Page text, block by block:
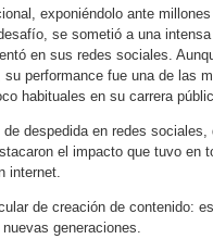
exponiéndolo ante
se sometió a una
en sus redes sociales.
performance fue una de las
habituales en su carrera
despedida en redes sociales,
el impacto que tuvo en
internet.
de creación de contenido:
generaciones.